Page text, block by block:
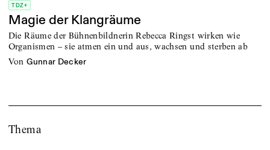
TDZ+
Magie der Klangräume
Die Räume der Bühnenbildnerin Rebecca Ringst wirken wie
Organismen – sie atmen ein und aus, wachsen und sterben ab
von Gunnar Decker
Thema